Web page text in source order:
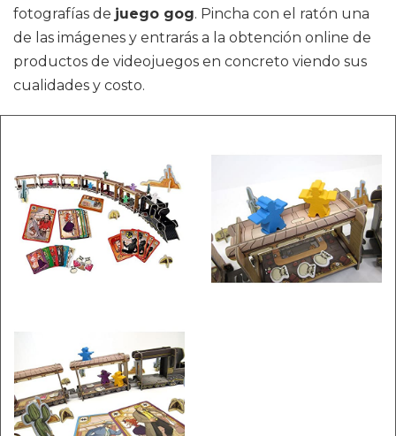
fotografías de juego gog. Pincha con el ratón una
de las imágenes y entrarás a la obtención online de
productos de videojuegos en concreto viendo sus
cualidades y costo.